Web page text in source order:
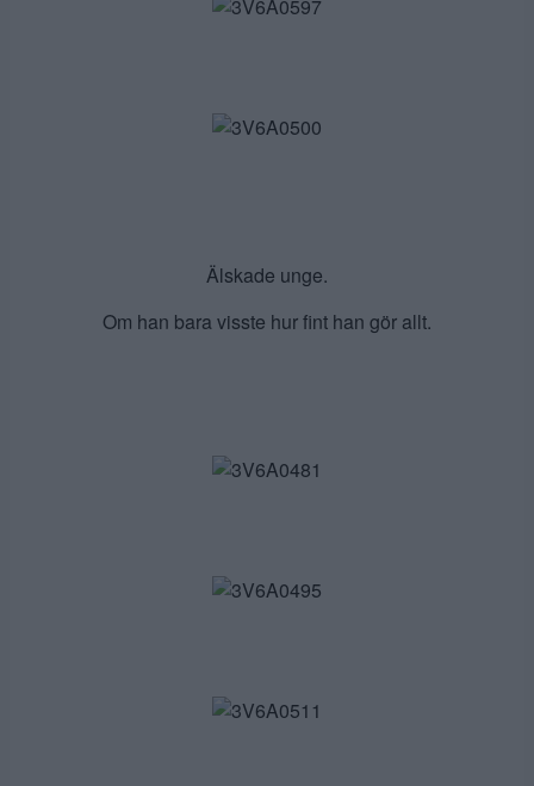
Älskade unge.
Om han bara visste hur fint han gör allt.